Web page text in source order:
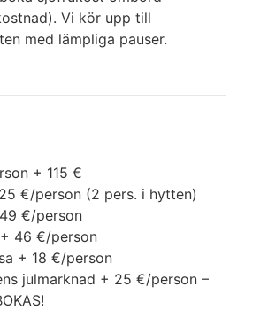
Vi kör upp till
med lämpliga pauser.
+ 115 €
€/person (2 pers. i hytten)
€/person
46 €/person
+ 18 €/person
julmarknad + 25 €/person –